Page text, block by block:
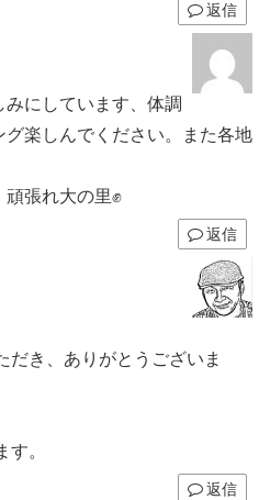
返信
にしています、体調
楽しんでください。また各地
張れ大の里✊
返信
き、ありがとうございま
。
返信